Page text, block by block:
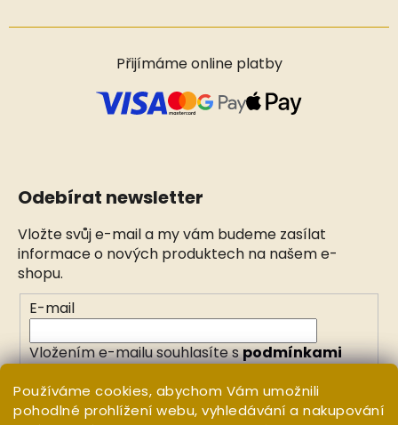
Používáme cookies, abychom Vám umožnili
pohodlné prohlížení webu, vyhledávání a nakupování
Přijímáme online platby
Odebírat newsletter
Vložte svůj e-mail a my vám budeme zasílat
informace o nových produktech na našem e-
shopu.
E-mail
Vložením e-mailu souhlasíte spodmínkami
PŘIHLÁSIT SE